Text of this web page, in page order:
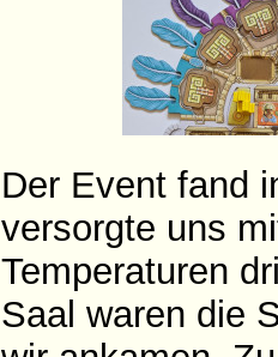
Der Event fand
versorgte uns
Temperaturen
Saal waren die